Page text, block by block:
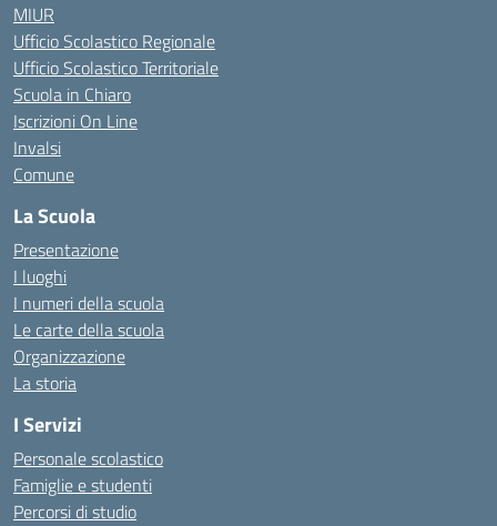
MIUR
Ufficio Scolastico Regionale
Ufficio Scolastico Territoriale
Scuola in Chiaro
Iscrizioni On Line
Invalsi
Comune
La Scuola
Presentazione
I luoghi
I numeri della scuola
Le carte della scuola
Organizzazione
La storia
I Servizi
Personale scolastico
Famiglie e studenti
Percorsi di studio